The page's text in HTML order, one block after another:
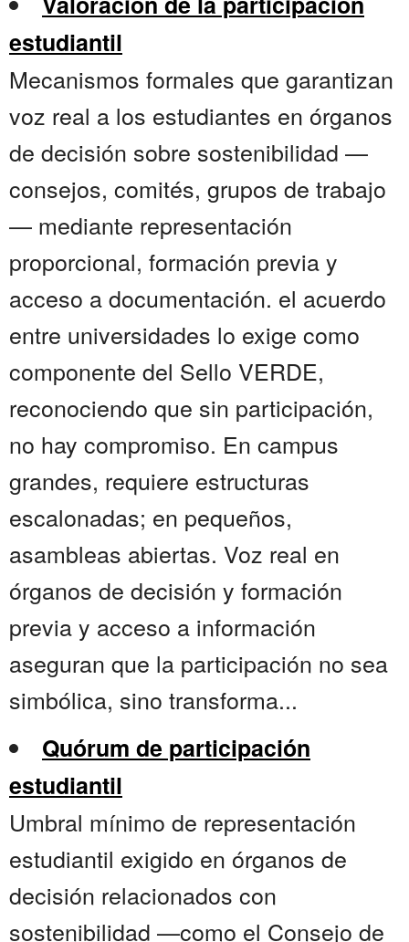
estudiantil
Mecanismos formales que garantizan
voz real a los estudiantes en órganos
de decisión sobre sostenibilidad —
consejos, comités, grupos de trabajo
— mediante representación
proporcional, formación previa y
acceso a documentación. el acuerdo
entre universidades lo exige como
componente del Sello VERDE,
reconociendo que sin participación,
no hay compromiso. En campus
grandes, requiere estructuras
escalonadas; en pequeños,
asambleas abiertas. Voz real en
órganos de decisión y formación
previa y acceso a información
aseguran que la participación no sea
simbólica, sino transforma...
Quórum de participación
estudiantil
Umbral mínimo de representación
estudiantil exigido en órganos de
decisión relacionados con
sostenibilidad —como el Consejo de